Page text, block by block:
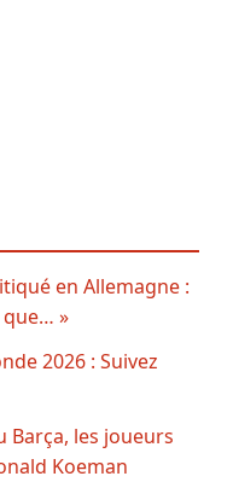
en Allemagne :
»
2026 : Suivez
Barça, les joueurs
Koeman